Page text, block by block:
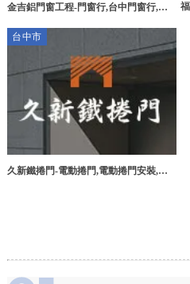
金吉鋁門窗工程-門窗行,台中門窗行,鋁
裝
台中市
久新鐵捲門-電動捲門,電動捲門安裝,台